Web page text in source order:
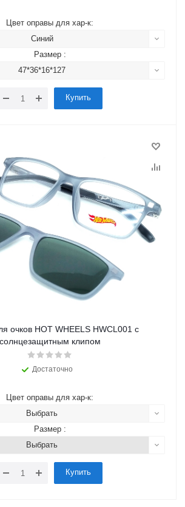
Цвет оправы для хар-к:
Синий
Размер :
47*36*16*127
Купить
очков HOT WHEELS HWCL001 с
солнцезащитным клипом
Достаточно
Цвет оправы для хар-к:
Выбрать
Размер :
Выбрать
Купить